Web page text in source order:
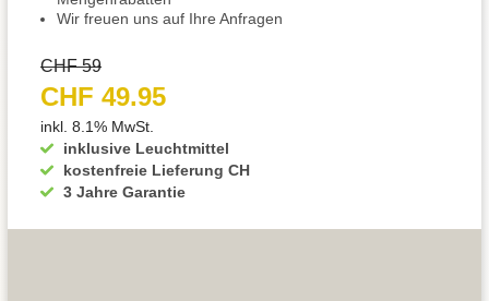
Wir freuen uns auf Ihre Anfragen
inklusive Leuchtmittel
kostenfreie Lieferung CH
3 Jahre Garantie
CHF 59
CHF 49.95
inkl. 8.1% MwSt.